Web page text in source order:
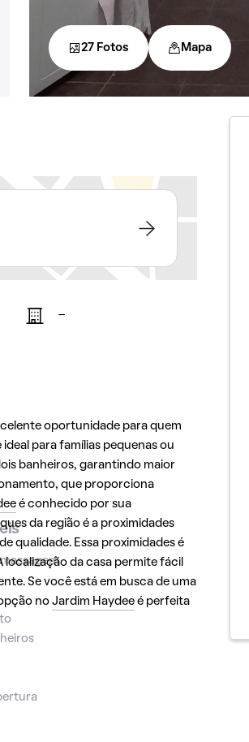
27 Fotos Mapa
-
oportunidade para quem
para famílias pequenas ou
banheiros, garantindo maior
que proporciona
é conhecido por sua
da região é a proximidades
qualidade. Essa proximidades é
da casa permite fácil
Se você está em busca de uma
no Jardim Haydeeé perfeita